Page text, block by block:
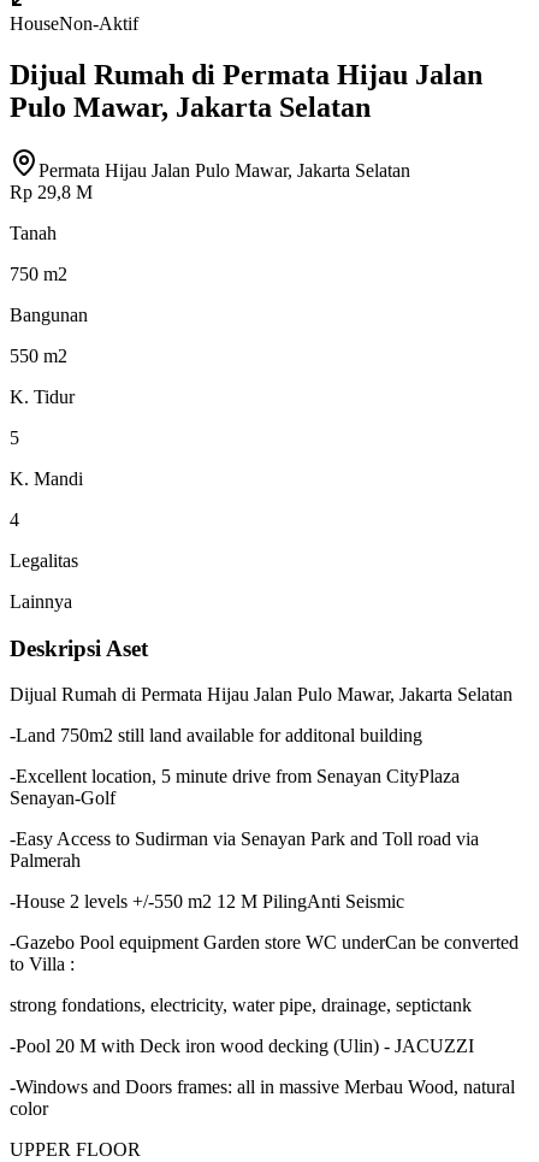
HouseNon-Aktif
Dijual Rumah di Permata Hijau Jalan
Pulo Mawar, Jakarta Selatan
Permata Hijau Jalan Pulo Mawar, Jakarta Selatan
Rp 29,8 M
Tanah
750 m2
Bangunan
550 m2
K. Tidur
5
K. Mandi
4
Legalitas
Lainnya
Deskripsi Aset
Dijual Rumah di Permata Hijau Jalan Pulo Mawar, Jakarta Selatan
-Land 750m2 still land available for additonal building
-Excellent location, 5 minute drive from Senayan CityPlaza
Senayan-Golf
-Easy Access to Sudirman via Senayan Park and Toll road via
Palmerah
-House 2 levels +/-550 m2 12 M PilingAnti Seismic
-Gazebo Pool equipment Garden store WC underCan be converted
to Villa :
strong fondations, electricity, water pipe, drainage, septictank
-Pool 20 M with Deck iron wood decking (Ulin) - JACUZZI
-Windows and Doors frames: all in massive Merbau Wood, natural
color
UPPER FLOOR